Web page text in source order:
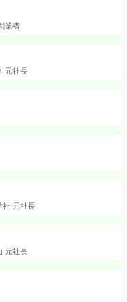
業者
元社長
社 元社長
元社長